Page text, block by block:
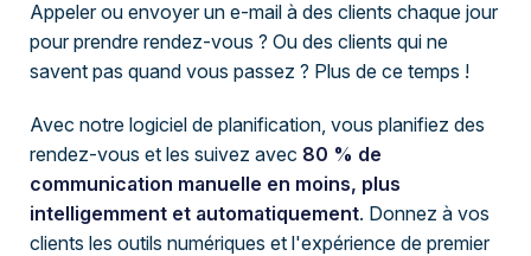
Appeler ou envoyer un e-mail à des clients chaque jour
pour prendre rendez-vous ? Ou des clients qui ne
savent pas quand vous passez ? Plus de ce temps !
Avec notre logiciel de planification, vous planifiez des
rendez-vous et les suivez avec 80 % de
communication manuelle en moins, plus
intelligemment et automatiquement. Donnez à vos
clients les outils numériques et l'expérience de premier